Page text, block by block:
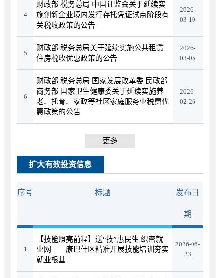
4
财政部 税务总局 中国证监会关于延续实
施创新企业境内发行存托凭证试点阶段有
关税收政策的公告
2026-
03-10
5
财政部 税务总局关于延续实施公共租赁
住房税收优惠政策的公告
2026-
03-05
6
财政部 税务总局 国家发展改革委 民政部
商务部 国家卫生健康委关于延续实施养
老、托育、家政等社区家庭服务业税费优
惠政策的公告
2026-
02-26
更多
扩大有效投资信息
序号 标题 发布日
期
1
【技能照亮前程】送“技”惠民生 织密就
业网——康巴什区精准开展技能培训夯实
就业根基
2026-06-
23